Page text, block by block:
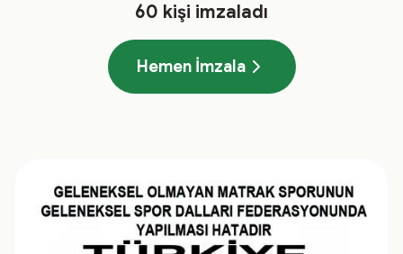
60 kişi imzaladı
Hemen İmzala